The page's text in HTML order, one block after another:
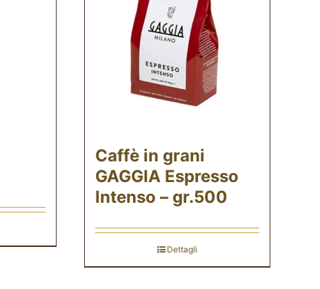
Caffè in grani
GAGGIA Espresso
Intenso – gr.500
Dettagli